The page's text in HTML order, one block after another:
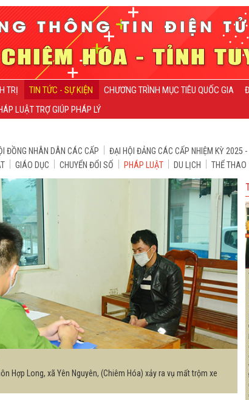
TRỊ TIN TỨC - SỰ KIỆN CHƯƠNG TRÌNH MỤC TIÊU QUỐC GIA
LUẬT TRỢ GIÚP PHÁP LÝ
ĐỒNG NHÂN DÂN CÁC CẤP ĐẠI HỘI ĐẢNG CÁC CẤP NHIỆM KỲ 2025
GIÁO DỤC CHUYỂN ĐỔI SỐ PHÁP LUẬT DU LỊCH THỂ THAO
Hợp Long, xã Yên Nguyên, (Chiêm Hóa) xảy ra vụ mất trộm xe